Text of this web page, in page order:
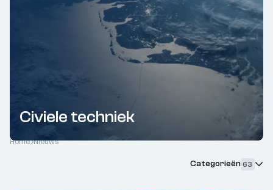
Civiele techniek
Home Nieuws
Categorieën 63